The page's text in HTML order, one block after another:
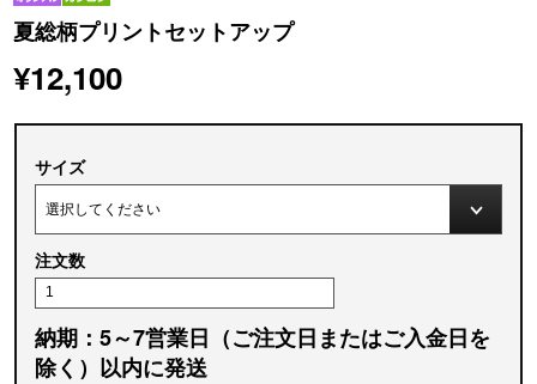
夏総柄プリントセットアップ
¥12,100
サイズ
注文数
納期：5～7営業日（ご注文日またはご入金日を
除く）以内に発送